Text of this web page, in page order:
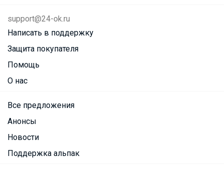
support@24-ok.ru
Написать в поддержку
Защита покупателя
Помощь
О нас
Все предложения
Анонсы
Новости
Поддержка альпак